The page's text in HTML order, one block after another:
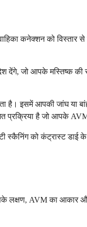
वाहिका कनेक्शन को
आपके मस्तिष्क की
है। इसमें आपकी जांघ या
प्रक्रिया है जो आपके
स्कैनिंग को कंट्रास्ट
लक्षण, AVM का